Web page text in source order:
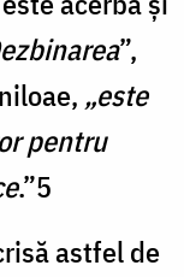
”,
„este
pentru
.”5
astfel de